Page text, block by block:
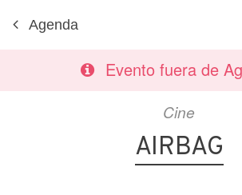
Agenda
Evento fuera de
Cine
AIRBAG